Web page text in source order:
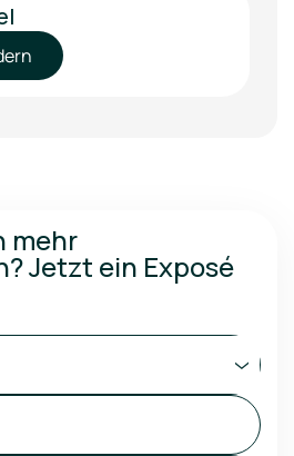
mehr
Jetzt ein Exposé